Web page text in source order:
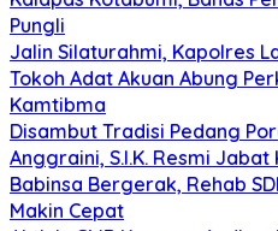
Pungli
Jalin Silaturahmi, Kapolres
Tokoh Adat Akuan Abung
Kamtibma
Disambut Tradisi Pedang
Anggraini, S.I.K. Resmi
Babinsa Bergerak, Rehab
Makin Cepat